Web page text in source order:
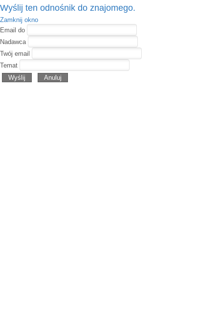
Wyślij ten odnośnik do znajomego.
Zamknij okno
Email do
Nadawca
Twój email
Temat
Wyślij
Anuluj